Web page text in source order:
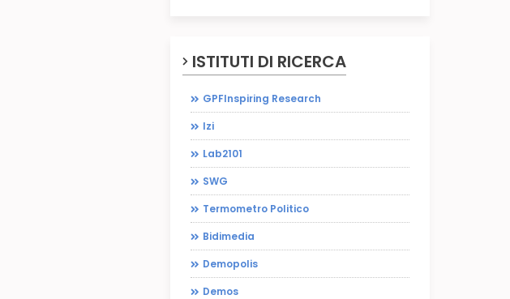
ISTITUTI DI RICERCA
GPFInspiring Research
Izi
Lab2101
SWG
Termometro Politico
Bidimedia
Demopolis
Demos